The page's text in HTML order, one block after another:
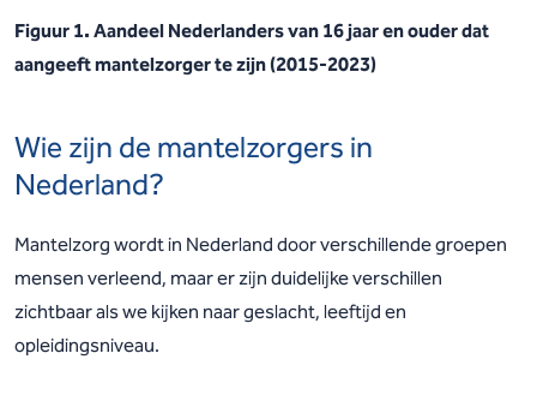
Figuur 1. Aandeel Nederlanders van 16 jaar en ouder dat
aangeeft mantelzorger te zijn (2015-2023)
Wie zijn de mantelzorgers in
Nederland?
Mantelzorg wordt in Nederland door verschillende groepen
mensen verleend, maar er zijn duidelijke verschillen
zichtbaar als we kijken naar geslacht, leeftijd en
opleidingsniveau.